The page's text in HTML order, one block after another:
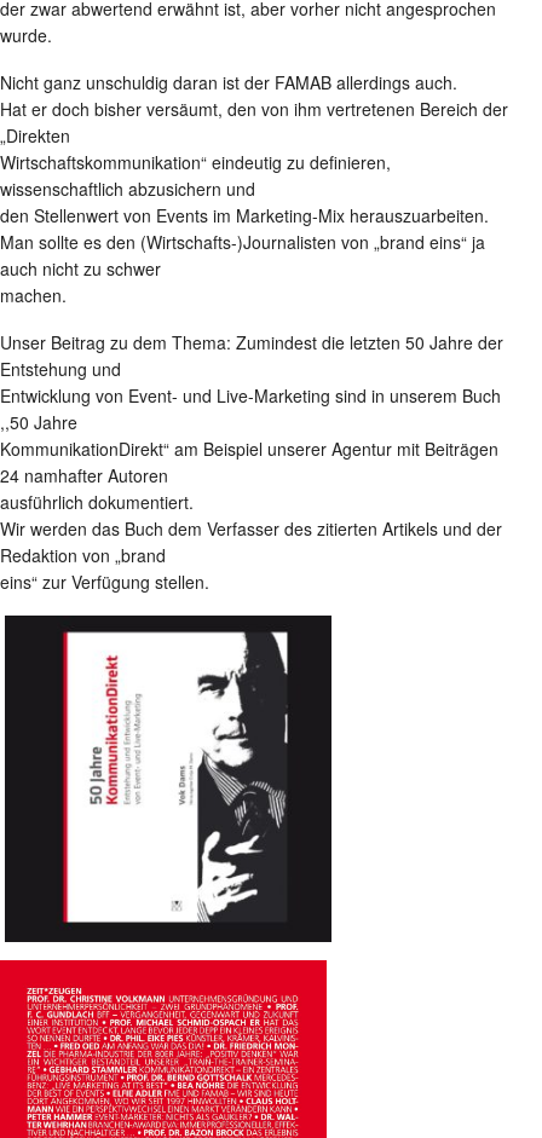
der zwar abwertend erwähnt ist, aber vorher nicht angesprochen
wurde.
Nicht ganz unschuldig daran ist der FAMAB allerdings auch.
Hat er doch bisher versäumt, den von ihm vertretenen Bereich der
„Direkten
Wirtschaftskommunikation“ eindeutig zu definieren,
wissenschaftlich abzusichern und
den Stellenwert von Events im Marketing-Mix herauszuarbeiten.
Man sollte es den (Wirtschafts-)Journalisten von „brand eins“ ja
auch nicht zu schwer
machen.
Unser Beitrag zu dem Thema: Zumindest die letzten 50 Jahre der
Entstehung und
Entwicklung von Event- und Live-Marketing sind in unserem Buch
,,50 Jahre
KommunikationDirekt“ am Beispiel unserer Agentur mit Beiträgen
24 namhafter Autoren
ausführlich dokumentiert.
Wir werden das Buch dem Verfasser des zitierten Artikels und der
Redaktion von „brand
eins“ zur Verfügung stellen.